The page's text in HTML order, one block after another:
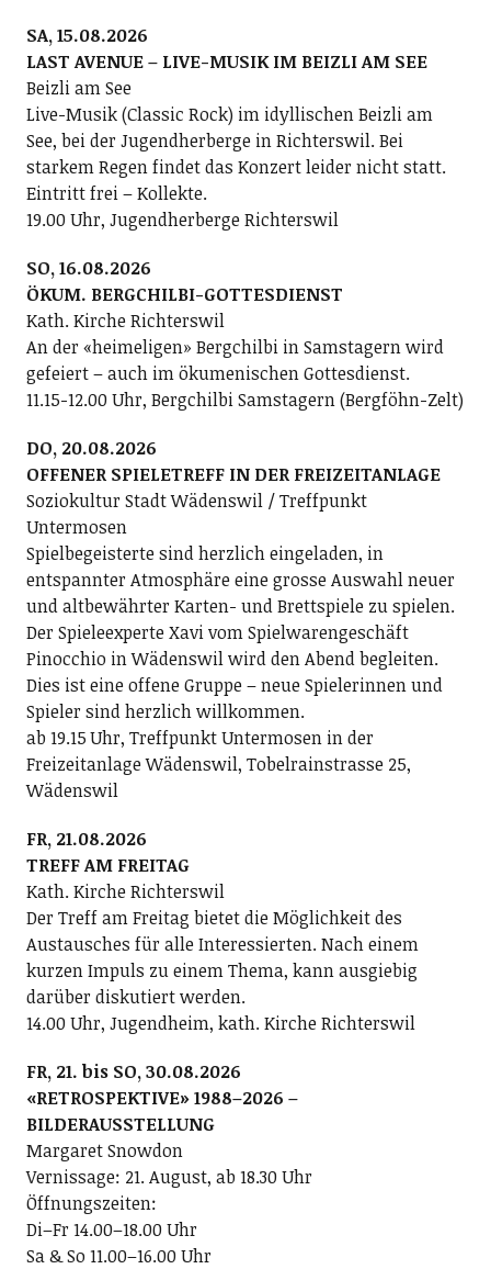
SA, 15.08.2026
LAST AVENUE – LIVE-MUSIK IM BEIZLI AM SEE
Beizli am See
Live-Musik (Classic Rock) im idyllischen Beizli am
See, bei der Jugendherberge in Richterswil. Bei
starkem Regen findet das Konzert leider nicht statt.
Eintritt frei – Kollekte.
19.00 Uhr, Jugendherberge Richterswil
SO, 16.08.2026
ÖKUM. BERGCHILBI-GOTTESDIENST
Kath. Kirche Richterswil
An der «heimeligen» Bergchilbi in Samstagern wird
gefeiert – auch im ökumenischen Gottesdienst.
11.15-12.00 Uhr, Bergchilbi Samstagern (Bergföhn-Zelt)
DO, 20.08.2026
OFFENER SPIELETREFF IN DER FREIZEITANLAGE
Soziokultur Stadt Wädenswil / Treffpunkt
Untermosen
Spielbegeisterte sind herzlich eingeladen, in
entspannter Atmosphäre eine grosse Auswahl neuer
und altbewährter Karten- und Brettspiele zu spielen.
Der Spieleexperte Xavi vom Spielwarengeschäft
Pinocchio in Wädenswil wird den Abend begleiten.
Dies ist eine offene Gruppe – neue Spielerinnen und
Spieler sind herzlich willkommen.
ab 19.15 Uhr, Treffpunkt Untermosen in der
Freizeitanlage Wädenswil, Tobelrainstrasse 25,
Wädenswil
FR, 21.08.2026
TREFF AM FREITAG
Kath. Kirche Richterswil
Der Treff am Freitag bietet die Möglichkeit des
Austausches für alle Interessierten. Nach einem
kurzen Impuls zu einem Thema, kann ausgiebig
darüber diskutiert werden.
14.00 Uhr, Jugendheim, kath. Kirche Richterswil
FR, 21. bis SO, 30.08.2026
«RETROSPEKTIVE» 1988–2026 –
BILDERAUSSTELLUNG
Margaret Snowdon
Vernissage: 21. August, ab 18.30 Uhr
Öffnungszeiten:
Di–Fr 14.00–18.00 Uhr
Sa & So 11.00–16.00 Uhr